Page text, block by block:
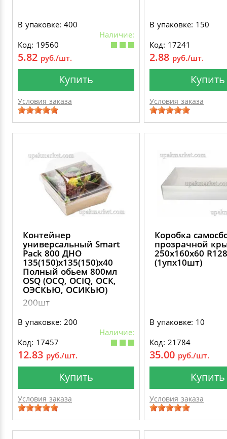
В упаковке: 400
Наличие:
Код: 19560
5.82 руб./шт.
Купить
Условия заказа
В упаковке: 150
Код: 17241
2.88 руб./шт.
Купить
Условия заказа
Контейнер
универсальный Smart
Pack 800 ДНО
135(150)х135(150)х40
Полный обьем 800мл
OSQ (OCQ, OCIQ, ОСК,
ОЭСКЬЮ, ОСИКЬЮ)
200шт
В упаковке: 200
Наличие:
Код: 17457
12.83 руб./шт.
Купить
Условия заказа
Коробка
прозрачной
250х160х60 R128
(1упх10шт)
В упаковке: 10
Код: 21784
35.00 руб./шт.
Купить
Условия заказа